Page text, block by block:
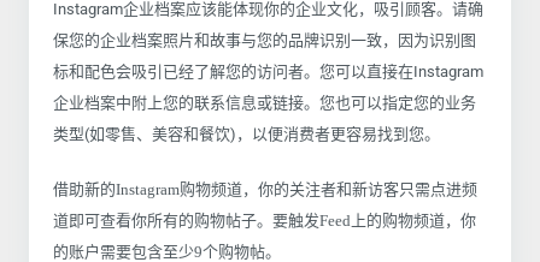
Instagram企业档案应该能体现你的企业文化，吸引顾客。请确
保您的企业档案照片和故事与您的品牌识别一致，因为识别图
标和配色会吸引已经了解您的访问者。您可以直接在Instagram
企业档案中附上您的联系信息或链接。您也可以指定您的业务
类型(如零售、美容和餐饮)，以便消费者更容易找到您。
借助新的Instagram购物频道，你的关注者和新访客只需点进频
道即可查看你所有的购物帖子。要触发Feed上的购物频道，你
的账户需要包含至少9个购物帖。